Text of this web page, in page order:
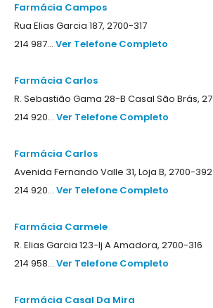
Farmácia Campos
Rua Elias Garcia 187, 2700-317
214 987... Ver Telefone Completo
Farmácia Carlos
R. Sebastião Gama 28-B Casal São Brás,
214 920... Ver Telefone Completo
Farmácia Carlos
Avenida Fernando Valle 31, Loja B, 2700-392
214 920... Ver Telefone Completo
Farmácia Carmele
R. Elias Garcia 123-lj A Amadora, 2700-316
214 958... Ver Telefone Completo
Farmácia Casal Da Mira